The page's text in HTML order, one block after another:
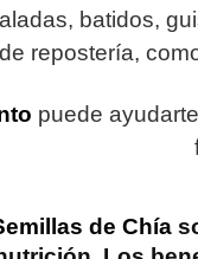
batidos,
repostería,
puede
de Chía